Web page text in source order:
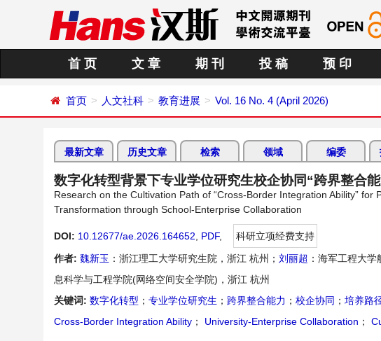
首 页 文 章 期 刊 投 稿 预 印
首页 人文社科 教育进展 Vol. 16 No. 4 (April 2026)
最新文章 历史文章 检索 领域 编委
数字化转型背景下专业学位研究生校企协同“跨界整合
Research on the Cultivation Path of “Cross-Border Integration Ability”
Transformation through School-Enterprise Collaboration
DOI: 10.12677/ae.2026.164652 PDF,
科研立项经费支持
作者: 魏新玉 ：浙江理工大学研究生院，浙江 杭州； 刘丽超 ：海军工程大
息科学与工程学院(网络空间安全学院)，浙江 杭州
关键词: 数字化转型 ； 专业学位研究生 ； 跨界整合能力 ； 校企协同 ； 培养路
Cross-Border Integration Ability ； University-Enterprise Collaboration ；